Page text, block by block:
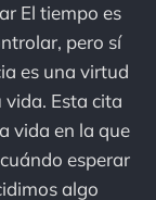
El tiempo es
pero sí
es una virtud
Esta cita
vida en la que
esperar
algo